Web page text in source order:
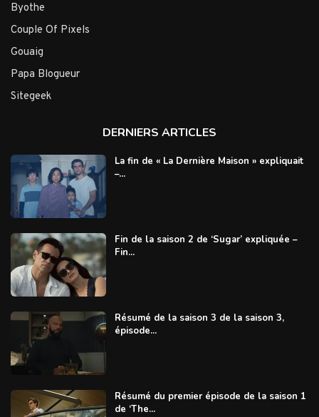
Byothe
Couple Of Pixels
Gouaig
Papa Blogueur
Sitegeek
DERNIERS ARTICLES
La fin de « La Dernière Maison » expliquait
–...
Fin de la saison 2 de ‘Sugar’ expliquée –
Fin...
Résumé de la saison 3 de la saison 3,
épisode...
Résumé du premier épisode de la saison 1
de ‘The...